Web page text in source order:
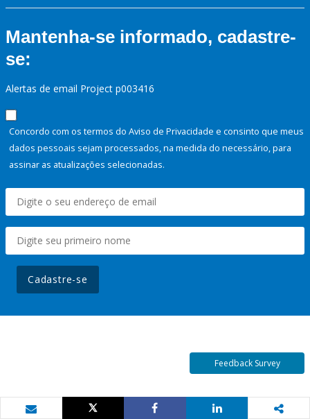
Mantenha-se informado, cadastre-
se:
Alertas de email Project p003416
Concordo com os termos do Aviso de Privacidade e consinto que meus
dados pessoais sejam processados, na medida do necessário, para
assinar as atualizações selecionadas.
Cadastre-se
Feedback Survey